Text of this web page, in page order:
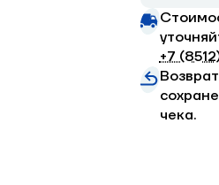
+7
чека.